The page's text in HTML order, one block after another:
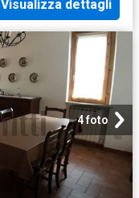
Visualizza dettagli
4 foto